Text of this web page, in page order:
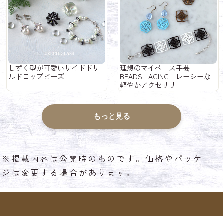
しずく型が可愛いサイドドリ
ルドロップビーズ
理想のマイペース手芸
BEADS LACING レーシーな
軽やかアクセサリー
もっと見る
※掲載内容は公開時のものです。価格やパッケー
ジは変更する場合があります。